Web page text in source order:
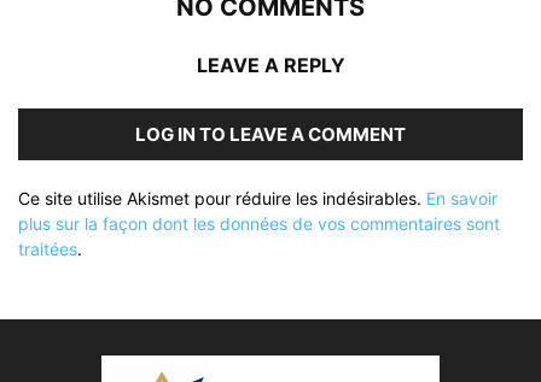
NO COMMENTS
LEAVE A REPLY
LOG IN TO LEAVE A COMMENT
Ce site utilise Akismet pour réduire les indésirables. En savoir
plus sur la façon dont les données de vos commentaires sont
traitées.